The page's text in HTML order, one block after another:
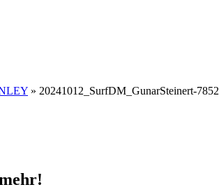
» 20241012_SurfDM_GunarSteinert-7852